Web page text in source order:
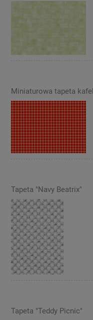
Miniaturowa tapeta
Tapeta "Navy Beatrix"
Tapeta "Teddy Picnic"